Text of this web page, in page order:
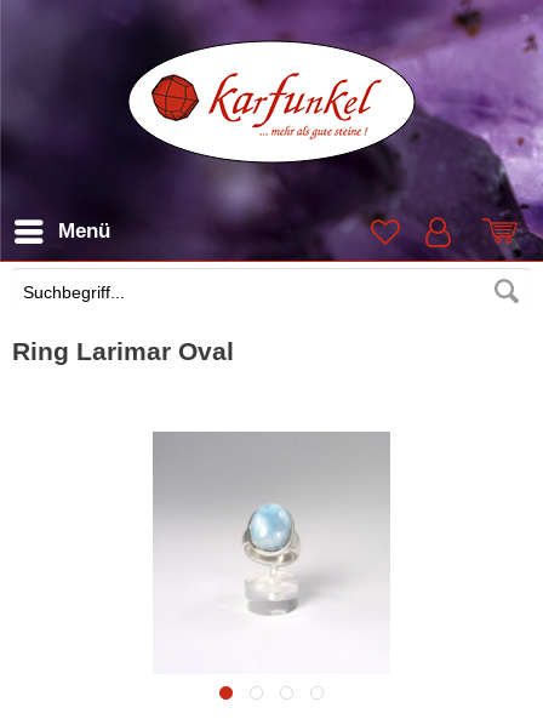
Suchen
Menü
Ring Larimar Oval